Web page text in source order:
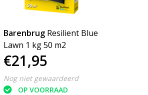
Barenbrug Resilient Blue
Lawn 1 kg 50 m2
€21,95
Nog niet gewaardeerd
OP VOORRAAD